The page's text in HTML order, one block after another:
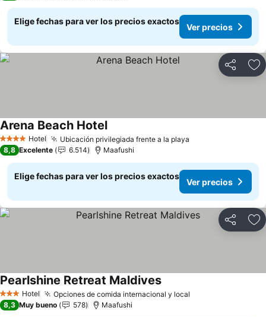
Elige fechas para ver los precios exactos
Ver precios
Compartir
4 EstrellasHotel Ubicación privilegiada frente a la playa
Arena Beach Hotel
8,8 Excelente 6.514 Maafushi
Elige fechas para ver los precios exactos
Ver precios
Compartir
3 Estrellas
Hotel Opciones de comida internacional y local
Pearlshine Retreat Maldives
8,3 Muy bueno 578 Maafushi